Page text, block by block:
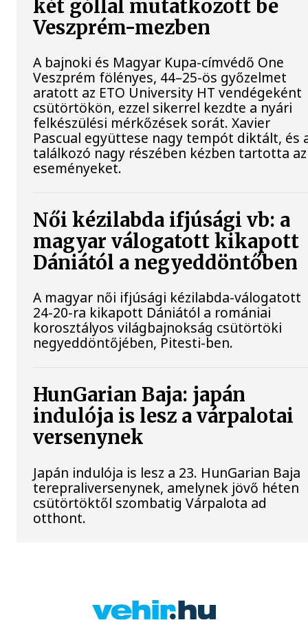
két góllal mutatkozott be
Veszprém-mezben
A bajnoki és Magyar Kupa-címvédő One
Veszprém fölényes, 44–25-ös győzelmet
aratott az ETO University HT vendégeként
csütörtökön, ezzel sikerrel kezdte a nyári
felkészülési mérkőzések sorát. Xavier
Pascual együttese nagy tempót diktált, és
találkozó nagy részében kézben tartotta az
eseményeket.
Női kézilabda ifjúsági vb: a
magyar válogatott kikapott
Dániától a negyeddöntőben
A magyar női ifjúsági kézilabda-válogatott
24-20-ra kikapott Dániától a romániai
korosztályos világbajnokság csütörtöki
negyeddöntőjében, Pitesti-ben.
HunGarian Baja: japán
indulója is lesz a várpalotai
versenynek
Japán indulója is lesz a 23. HunGarian Baja
terepraliversenynek, amelynek jövő héten
csütörtöktől szombatig Várpalota ad
otthont.